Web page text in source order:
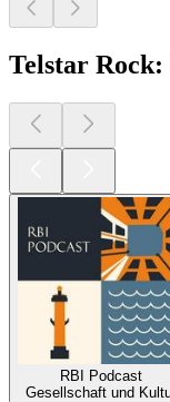
Telstar Rock:
RBI Podcast
Gesellschaft und